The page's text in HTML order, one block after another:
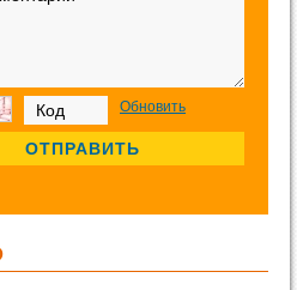
Обновить
ОТПРАВИТЬ